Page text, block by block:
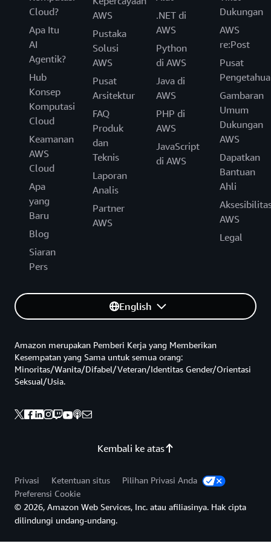
Cloud?
Apa Itu
AI
Agentik?
Hub
Konsep
Komputasi
Cloud
Keamanan
AWS
Cloud
Apa
yang
Baru
Blog
Siaran
Pers
AWS
Pustaka
Solusi
AWS
Pusat
Arsitektur
FAQ
Produk
dan
Teknis
Laporan
Analis
Partner
AWS
.NET di
AWS
Python
di AWS
Java di
AWS
PHP di
AWS
JavaScript
di AWS
Dukungan
AWS
re:Post
Pusat
Gambaran
Umum
Dukungan
AWS
Dapatkan
Bantuan
Ahli
AWS
Legal
English
Kembali ke atas
Amazon merupakan Pemberi Kerja yang Memberikan
Kesempatan yang Sama untuk semua orang:
Minoritas/Wanita/Difabel/Veteran/Identitas Gender/Orientasi
Seksual/Usia.
Privasi Ketentuan situs
Pilihan Privasi Anda
Preferensi Cookie
© 2026, Amazon Web Services, Inc. atau afiliasinya. Hak cipta
dilindungi undang-undang.